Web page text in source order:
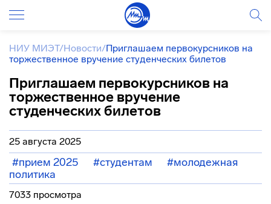
НИУ МИЭТ/Новости/Приглашаем первокурсников на
торжественное вручение студенческих билетов
Приглашаем первокурсников на
торжественное вручение
студенческих билетов
25 августа 2025
#прием 2025 #студентам
#молодежная
политика
7033 просмотра